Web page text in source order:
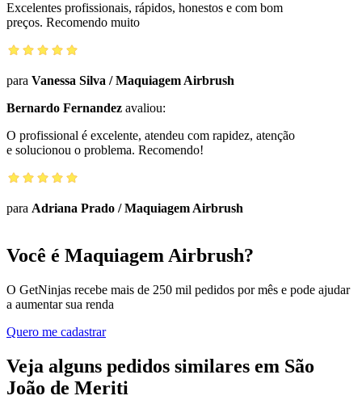
Excelentes profissionais, rápidos, honestos e com bom
preços. Recomendo muito
para Vanessa Silva /Maquiagem Airbrush
Bernardo Fernandez avaliou:
O profissional é excelente, atendeu com rapidez, atenção
e solucionou o problema. Recomendo!
para Adriana Prado /Maquiagem Airbrush
Você é Maquiagem Airbrush?
O GetNinjas recebe mais de 250 mil pedidos por mês e pode ajudar
a aumentar sua renda
Quero me cadastrar
Veja alguns pedidos similares em São
João de Meriti